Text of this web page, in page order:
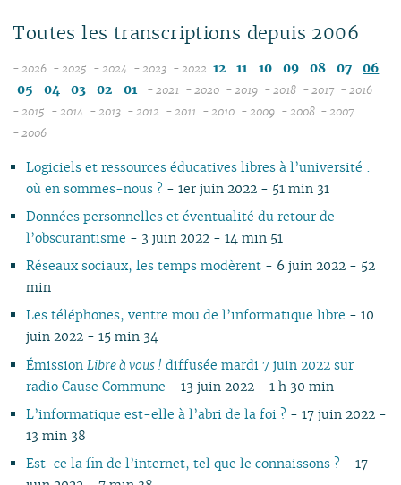
Toutes les transcriptions depuis 2006
- 2026
08
04
03
02
01
- 2025
12
08
07
06
05
01
- 2024
12
08
07
06
05
01
- 2023
08
07
06
05
03
01
- 2022 12 11 10 09 08 07
06
05
04 03 02 01 - 2021
09
08
07
06
04
02
- 2020
09
08
07
06
02
- 2019
09
08
07
06
02
- 2018
12
09
08
07
02
- 2017
09
02
- 2016
- 2015
10
09
08
07
03
02
- 2014
10
09
08
07
02
- 2013
09
08
04
02
- 2012
09
08
07
06
- 2011
10
09
08
07
03
- 2010
10
09
08
07
03
01
- 2009 - 2008
10
06
01
- 2007
- 2006
Logiciels et ressources éducatives libres à l’université :
où en sommes-nous ? - 1er juin 2022 - 51 min 31
Données personnelles et éventualité du retour de
l’obscurantisme - 3 juin 2022 - 14 min 51
Réseaux sociaux, les temps modèrent - 6 juin 2022 - 52
min
Les téléphones, ventre mou de l’informatique libre - 10
juin 2022 - 15 min 34
Émission Libre à vous ! diffusée mardi 7 juin 2022 sur
radio Cause Commune - 13 juin 2022 - 1 h 30 min
L’informatique est-elle à l’abri de la foi ? - 17 juin 2022 -
13 min 38
Est-ce la fin de l’internet, tel que le connaissons ? - 17